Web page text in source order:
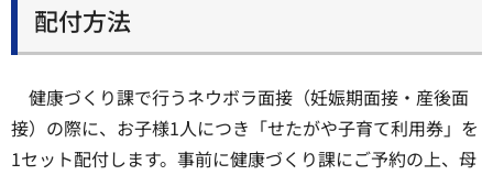
配付方法
健康づくり課で行うネウボラ面接（妊娠期面接・産後面
接）の際に、お子様1人につき「せたがや子育て利用券」を
1セット配付します。事前に健康づくり課にご予約の上、母